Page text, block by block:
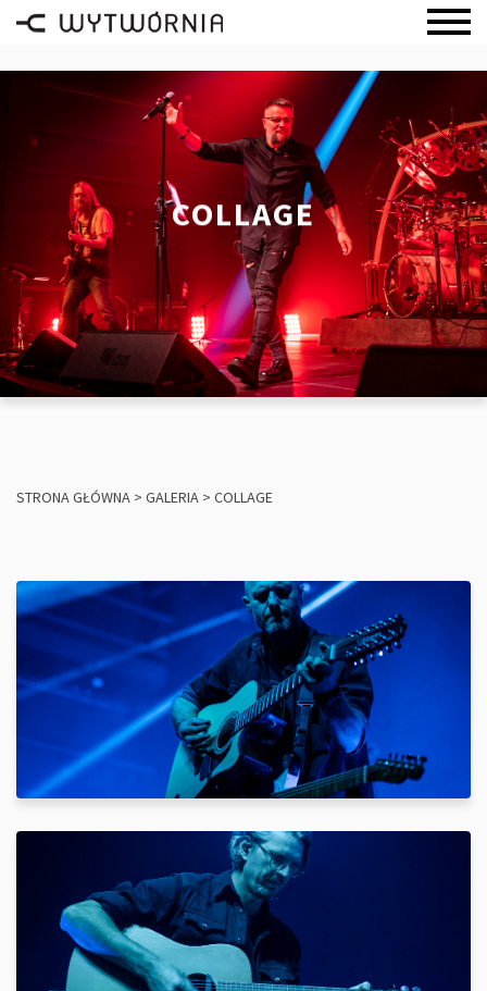
COLLAGE
STRONA GŁÓWNA > GALERIA > COLLAGE